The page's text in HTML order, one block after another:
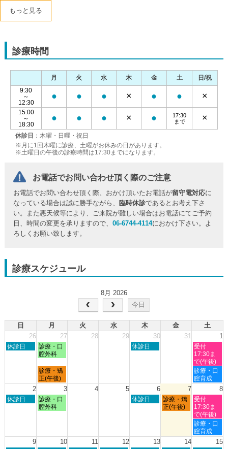
もっと見る
診療時間
休診日 ：木曜・日曜・祝日
※月に1回木曜に診療、土曜がお休みの日があります。
※土曜日の午後の診療時間は17:30までになります。
月 火 水 木 金 土
日/祝
9:30
～
12:30
● ● ● × ● ● ×
15:00
～
18:30
● ● ● × ●
17:30
まで
×
お電話でお問い合わせ頂く際のご注意
お電話でお問い合わせ頂く際、おかけ頂いたお電話が留守電対応に
なっている場合は誠に勝手ながら、
臨時休診であるとお考え下さ
い。また悪天候等により、ご来院が難しい場合はお電話にてご予約
日、時間の変更を承りますので、06-6744-4114におかけ下さい。よ
ろしくお願い致します。
診療スケジュール
8月 2026
今日
日 月 火 水 木 金
土
26
27 28 29 30 31 1
日
26th
休診日
月
曜
7
月
27th
診療・口
腔外科
木
30th
休診日
土
曜
日,
8
月
1st
受付
17:30ま
で(午後)
月
曜
日,
月
27th
診療・矯
正(午後)
土
曜
日,
月
1st
2026
診療・口
腔育成
2 3 4 5 6 7 8
日
2nd
休診日
月
曜
3rd
診療・口
腔外科
木
6th
休診日
金
曜
7th
診療・矯
正(午後)
土
曜
日,
8
月
8th
受付
17:30ま
で(午後)
土
曜
日,
診療・口
腔育成
9 10 11 12 13 14 15